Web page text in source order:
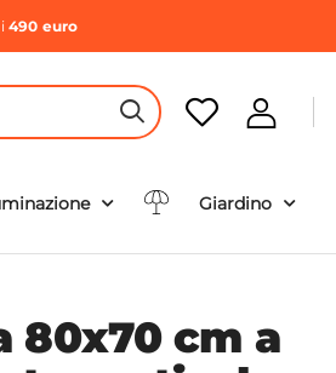
i490 euro
HEADER
Giardino
80x70 cm a